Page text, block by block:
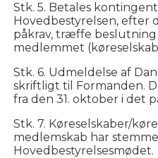
Stk. 5. Betales
Hovedbestyrelsen, efter
påkrav, træffe
medlemmet
Stk. 6. Udmeldelse af
skriftligt til Formanden.
fra den 31. oktober i det
Stk. 7. Køreselskaber/
medlemskab har
Hovedbestyrelsesmødet.